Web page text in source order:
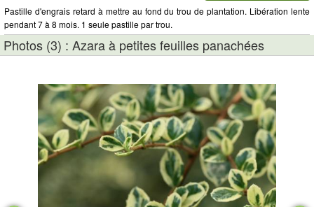
Pastille d'engrais retard à mettre au fond du trou de plantation. Libération lente
pendant 7 à 8 mois. 1 seule pastille par trou.
Photos (3) : Azara à petites feuilles panachées